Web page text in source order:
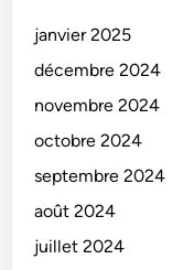
janvier 2025
décembre 2024
novembre 2024
octobre 2024
septembre 2024
août 2024
juillet 2024